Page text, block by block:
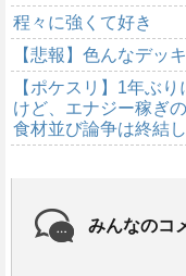
程々に強くて好き
【悲報】色んなデッ
【ポケスリ】1年ぶ
けど、エナジー稼ぎ
食材並び論争は終結
みんなのコ